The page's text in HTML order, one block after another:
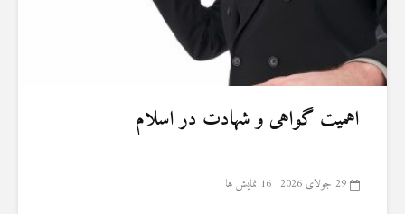
اهمیت گواهی و شهادت در اسلام
29 جولای 2026 16 نمایش ها